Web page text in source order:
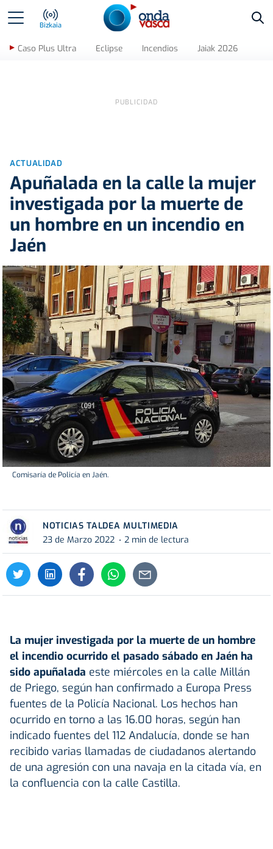
Bizkaia
Caso Plus Ultra Eclipse Incendios Jaiak 2026
ACTUALIDAD
Apuñalada en la calle la mujer
investigada por la muerte de
un hombre en un incendio en
Jaén
Comisaría de Policía en Jaén.
NOTICIAS TALDEA MULTIMEDIA
23 de Marzo 2022
2 min de lectura
La mujer investigada por la muerte de un hombre
el incendio ocurrido el pasado sábado en Jaén ha
sido apuñalada este miércoles en la calle Millán
de Priego, según han confirmado a Europa Press
fuentes de la Policía Nacional. Los hechos han
ocurrido en torno a las 16.00 horas, según han
indicado fuentes del 112 Andalucía, donde se han
recibido varias llamadas de ciudadanos alertando
de una agresión con una navaja en la citada vía, en
la confluencia con la calle Castilla.